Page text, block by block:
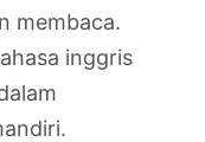
membaca.
inggris